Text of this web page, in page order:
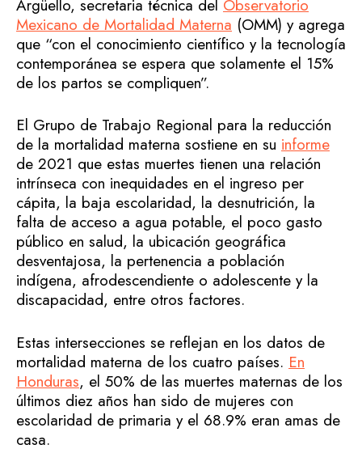
Argüello, secretaria técnica del Observatorio
Mexicano de Mortalidad Materna (OMM) y agrega
que “con el conocimiento científico y la tecnología
contemporánea se espera que solamente el 15%
de los partos se compliquen”.
El Grupo de Trabajo Regional para la reducción
de la mortalidad materna sostiene en su informe
de 2021 que estas muertes tienen una relación
intrínseca con inequidades en el ingreso per
cápita, la baja escolaridad, la desnutrición, la
falta de acceso a agua potable, el poco gasto
público en salud, la ubicación geográfica
desventajosa, la pertenencia a población
indígena, afrodescendiente o adolescente y la
discapacidad, entre otros factores.
Estas intersecciones se reflejan en los datos de
mortalidad materna de los cuatro países. En
Honduras, el 50% de las muertes maternas de los
últimos diez años han sido de mujeres con
escolaridad de primaria y el 68.9% eran amas de
casa.